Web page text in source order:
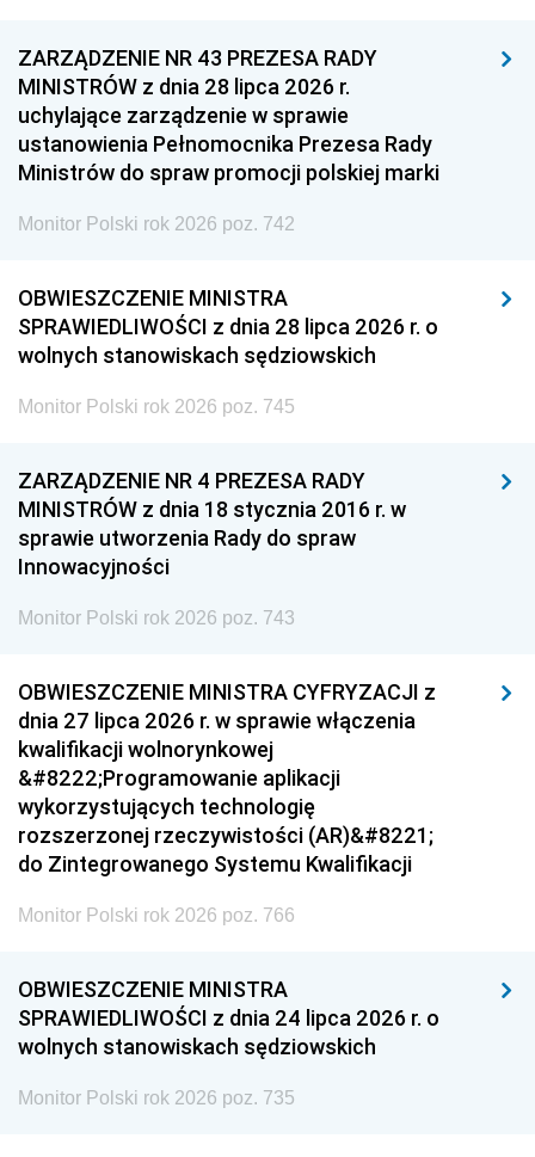
ZARZĄDZENIE NR 43 PREZESA RADY
MINISTRÓW z dnia 28 lipca 2026 r.
uchylające zarządzenie w sprawie
ustanowienia Pełnomocnika Prezesa Rady
Ministrów do spraw promocji polskiej marki
Monitor Polski rok 2026 poz. 742
OBWIESZCZENIE MINISTRA
SPRAWIEDLIWOŚCI z dnia 28 lipca 2026 r. o
wolnych stanowiskach sędziowskich
Monitor Polski rok 2026 poz. 745
ZARZĄDZENIE NR 4 PREZESA RADY
MINISTRÓW z dnia 18 stycznia 2016 r. w
sprawie utworzenia Rady do spraw
Innowacyjności
Monitor Polski rok 2026 poz. 743
OBWIESZCZENIE MINISTRA CYFRYZACJI z
dnia 27 lipca 2026 r. w sprawie włączenia
kwalifikacji wolnorynkowej
&#8222;Programowanie aplikacji
wykorzystujących technologię
rozszerzonej rzeczywistości (AR)&#8221;
do Zintegrowanego Systemu Kwalifikacji
Monitor Polski rok 2026 poz. 766
OBWIESZCZENIE MINISTRA
SPRAWIEDLIWOŚCI z dnia 24 lipca 2026 r. o
wolnych stanowiskach sędziowskich
Monitor Polski rok 2026 poz. 735